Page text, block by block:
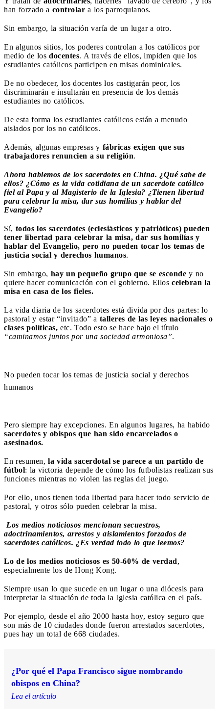
han forzado a controlar a los parroquianos.
Sin embargo, la situación varía de un lugar a otro.
En algunos sitios, los poderes controlan a los católicos por
medio de los docentes. A través de ellos, impiden que los
estudiantes católicos participen en misas dominicales.
De no obedecer, los docentes los castigarán peor, los
discriminarán e insultarán en presencia de los demás
estudiantes no católicos.
De esta forma los estudiantes católicos están a menudo
aislados por los no católicos.
Además, algunas empresas y fábricas exigen que sus
trabajadores renuncien a su religión.
Ahora hablemos de los sacerdotes en China. ¿Qué sabe de
ellos? ¿Cómo es la vida cotidiana de un sacerdote católico
fiel al Papa y al Magisterio de la Iglesia? ¿Tienen libertad
para celebrar la misa, dar sus homilías y hablar del
Evangelio?
Sí, todos los sacerdotes (eclesiásticos y patrióticos) pueden
tener libertad para celebrar la misa, dar sus homilías y
hablar del Evangelio, pero no pueden tocar los temas de
justicia social y derechos humanos.
Sin embargo, hay un pequeño grupo que se esconde y no
quiere hacer comunicación con el gobierno. Ellos celebran la
misa en casa de los fieles.
La vida diaria de los sacerdotes está divida por dos partes: lo
pastoral y estar “invitado” a talleres de las leyes nacionales o
clases políticas, etc. Todo esto se hace bajo el título
“caminamos juntos por una sociedad armoniosa”.
No pueden tocar los temas de justicia social y derechos
humanos
Pero siempre hay excepciones. En algunos lugares, ha habido
sacerdotes y obispos que han sido encarcelados o
asesinados.
En resumen, la vida sacerdotal se parece a un partido de
fútbol: la victoria depende de cómo los futbolistas realizan sus
funciones mientras no violen las reglas del juego.
Por ello, unos tienen toda libertad para hacer todo servicio de
pastoral, y otros sólo pueden celebrar la misa.
Los medios noticiosos mencionan secuestros,
adoctrinamientos, arrestos y aislamientos forzados de
sacerdotes católicos. ¿Es verdad todo lo que leemos?
Lo de los medios noticiosos es 50-60% de verdad,
especialmente los de Hong Kong.
Siempre usan lo que sucede en un lugar o una diócesis para
interpretar la situación de toda la Iglesia católica en el país.
Por ejemplo, desde el año 2000 hasta hoy, estoy seguro que
son más de 10 ciudades donde fueron arrestados sacerdotes,
pues hay un total de 668 ciudades.
¿Por qué el Papa Francisco sigue nombrando
obispos en China?
Lea el artículo